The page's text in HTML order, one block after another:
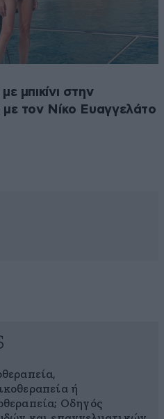
μπικίνι στην
τον Νίκο Ευαγγελάτο
ή
Οδηγός